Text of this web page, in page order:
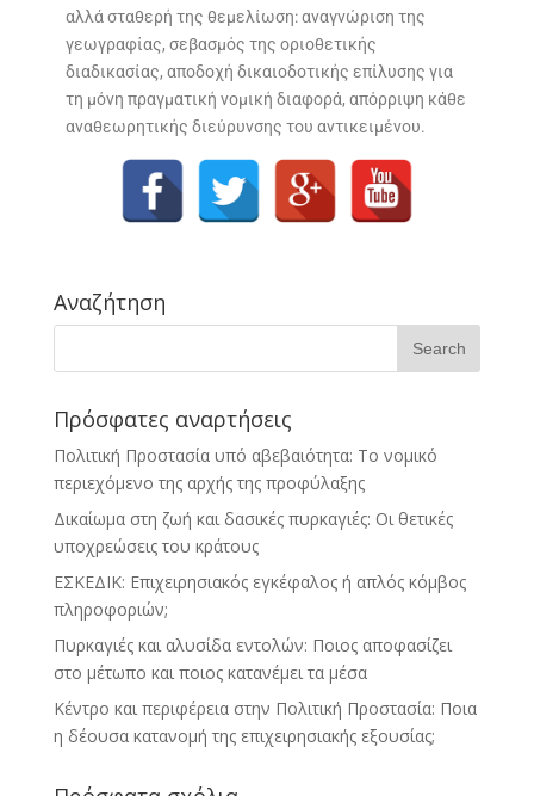
αλλά σταθερή της θεμελίωση: αναγνώριση της
γεωγραφίας, σεβασμός της οριοθετικής
διαδικασίας, αποδοχή δικαιοδοτικής επίλυσης για
τη μόνη πραγματική νομική διαφορά, απόρριψη κάθε
αναθεωρητικής διεύρυνσης του αντικειμένου.
Αναζήτηση
Πρόσφατες αναρτήσεις
Πολιτική Προστασία υπό αβεβαιότητα: Το νομικό
περιεχόμενο της αρχής της προφύλαξης
Δικαίωμα στη ζωή και δασικές πυρκαγιές: Οι θετικές
υποχρεώσεις του κράτους
ΕΣΚΕΔΙΚ: Επιχειρησιακός εγκέφαλος ή απλός κόμβος
πληροφοριών;
Πυρκαγιές και αλυσίδα εντολών: Ποιος αποφασίζει
στο μέτωπο και ποιος κατανέμει τα μέσα
Κέντρο και περιφέρεια στην Πολιτική Προστασία: Ποια
η δέουσα κατανομή της επιχειρησιακής εξουσίας;